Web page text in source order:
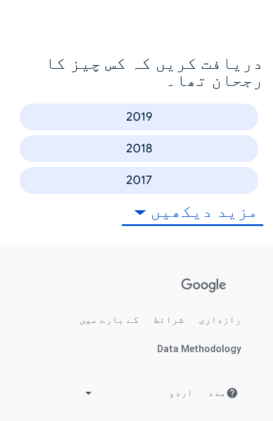
دریافت کریں کہ کس چیز کا
رجحان تھا۔
2019
2018
2017
مزید دیکھیں
رازداری شرائط کے بارے میں
Data Methodology
مدد